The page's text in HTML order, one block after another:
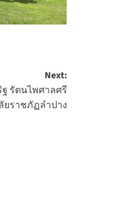
Next:
รัตนไพศาลศรี
ราชภัฏลำปาง